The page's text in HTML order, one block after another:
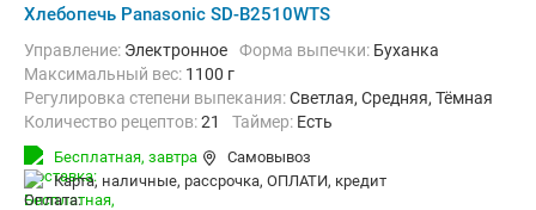
Хлебопечь Panasonic SD-B2510WTS
Управление: Электронное Форма выпечки: Буханка
максимальный вес: 1100 г
Регулировка степени выпекания:Светлая, Средняя, Тёмная
Количество рецептов:21 таймер: Есть
Дополнительные функции:
Материал корпуса:
Пластик
Бесплатная, завтра
Самовывоз
карта, наличные, рассрочка, ОПЛАТИ, кредит